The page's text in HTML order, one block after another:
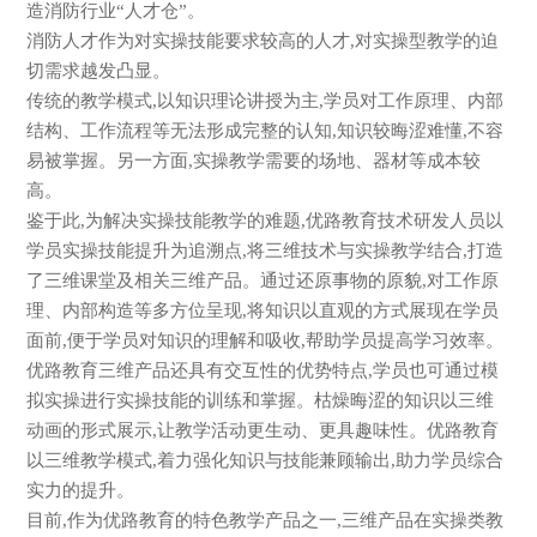
造消防行业“人才仓”。
消防人才作为对实操技能要求较高的人才,对实操型教学的迫
切需求越发凸显。
传统的教学模式,以知识理论讲授为主,学员对工作原理、内部
结构、工作流程等无法形成完整的认知,知识较晦涩难懂,不容
易被掌握。另一方面,实操教学需要的场地、器材等成本较
高。
鉴于此,为解决实操技能教学的难题,优路教育技术研发人员以
学员实操技能提升为追溯点,将三维技术与实操教学结合,打造
了三维课堂及相关三维产品。通过还原事物的原貌,对工作原
理、内部构造等多方位呈现,将知识以直观的方式展现在学员
面前,便于学员对知识的理解和吸收,帮助学员提高学习效率。
优路教育三维产品还具有交互性的优势特点,学员也可通过模
拟实操进行实操技能的训练和掌握。枯燥晦涩的知识以三维
动画的形式展示,让教学活动更生动、更具趣味性。优路教育
以三维教学模式,着力强化知识与技能兼顾输出,助力学员综合
实力的提升。
目前,作为优路教育的特色教学产品之一,三维产品在实操类教